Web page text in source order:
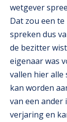
wetgever
Dat zou een
spreken dus
de bezitter
eigenaar was
vallen hier
kan worden
van een ander
verjaring en